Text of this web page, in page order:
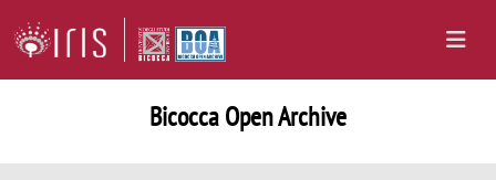
Bicocca Open Archive